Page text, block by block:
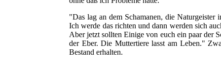
"Das lag an dem Schamanen, die Naturgeister
Ich werde das richten und dann werden sich
Aber jetzt sollten Einige von euch ein paar der
der Eber. Die Muttertiere lasst am Leben."
Bestand erhalten.